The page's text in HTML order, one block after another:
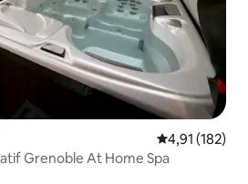
4,91 av 5 i
4,91 (182)
Grenoble At Home Spa